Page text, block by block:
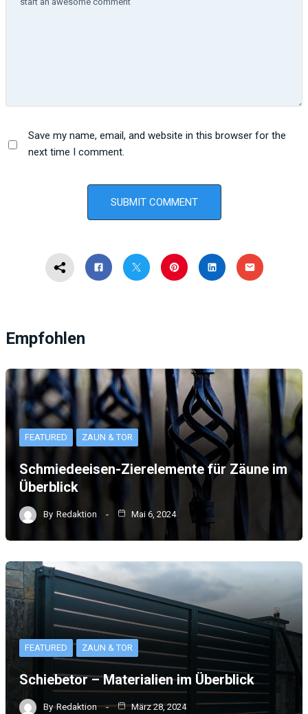
Save my name, email, and website in this browser for the
next time I comment.
Empfohlen
FEATURED ZAUN & TOR
Schmiedeeisen-Zierelemente für Zäune im
Überblick
By Redaktion Mai 6, 2024
FEATURED ZAUN & TOR
Schiebetor – Materialien im Überblick
By Redaktion März 28, 2024